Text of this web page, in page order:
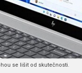
se lišit od skutečnosti.